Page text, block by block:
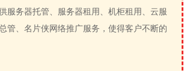
服务器托管、服务器租用、机柜租用、云服
管、名片侠网络推广服务，使得客户不断的